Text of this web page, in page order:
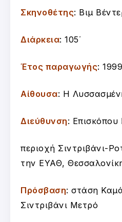
Σκηνοθέτης: Βιμ
Διάρκεια: 105΄
Έτος παραγωγής: 1999
Αίθουσα: Η
Διεύθυνση: Επισκόπου
περιοχή Σιντριβάνι-
την ΕΥΑΘ,
Πρόσβαση: στάση
Σιντριβάνι Μετρό